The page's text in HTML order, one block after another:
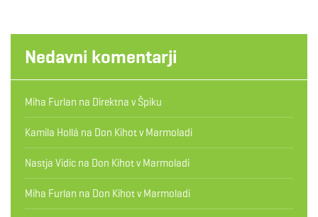
Nedavni komentarji
Miha Furlan na Direktna v Špiku
Kamila Hollá na Don Kihot v Marmoladi
Nastja Vidic na Don Kihot v Marmoladi
Miha Furlan na Don Kihot v Marmoladi